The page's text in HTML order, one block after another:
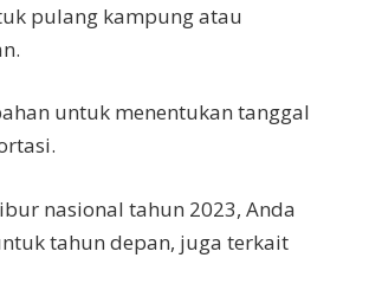
pulang kampung atau
untuk menentukan tanggal
nasional tahun 2023, Anda
tahun depan, juga terkait